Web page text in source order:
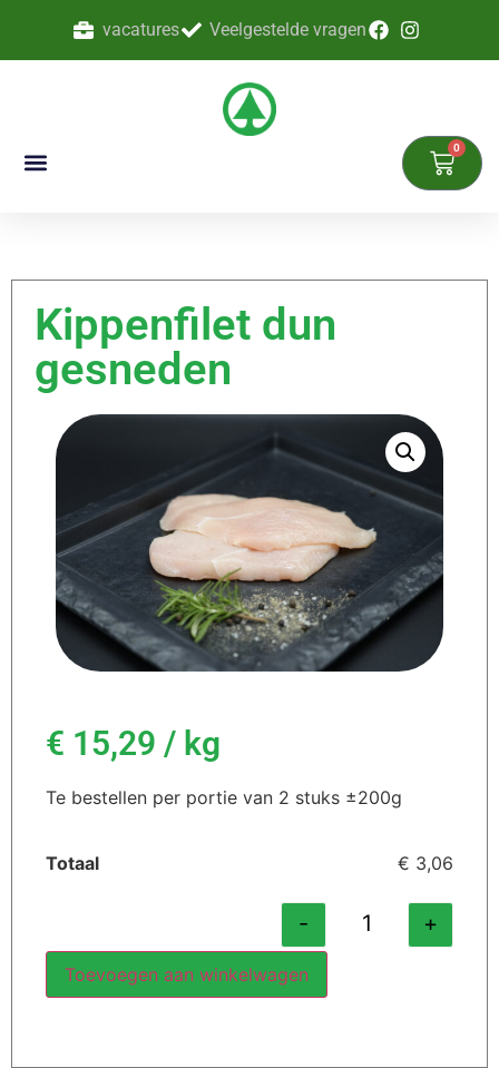
vacatures Veelgestelde vragen
0
Kippenfilet dun
gesneden
€ 15,29 / kg
Te bestellen per portie van 2 stuks ±200g
Totaal € 3,06
- +
Toevoegen aan winkelwagen